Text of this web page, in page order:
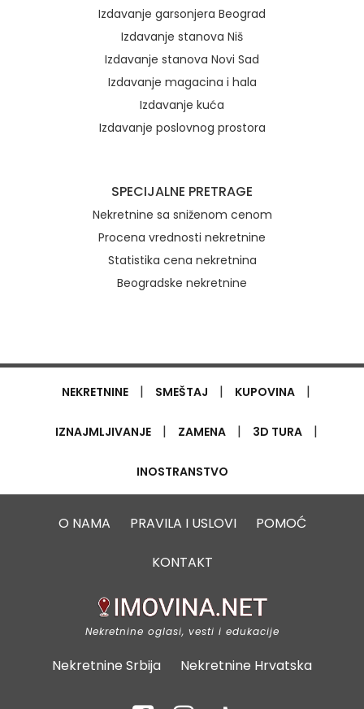
Izdavanje garsonjera Beograd
Izdavanje stanova Niš
Izdavanje stanova Novi Sad
Izdavanje magacina i hala
Izdavanje kuća
Izdavanje poslovnog prostora
SPECIJALNE PRETRAGE
Nekretnine sa sniženom cenom
Procena vrednosti nekretnine
Statistika cena nekretnina
Beogradske nekretnine
NEKRETNINE | SMEŠTAJ | KUPOVINA |
IZNAJMLJIVANJE | ZAMENA | 3D TURA |
INOSTRANSTVO
O NAMA PRAVILA I USLOVI POMOĆ
KONTAKT
Nekretnine oglasi, vesti i edukacije
Nekretnine Srbija Nekretnine Hrvatska